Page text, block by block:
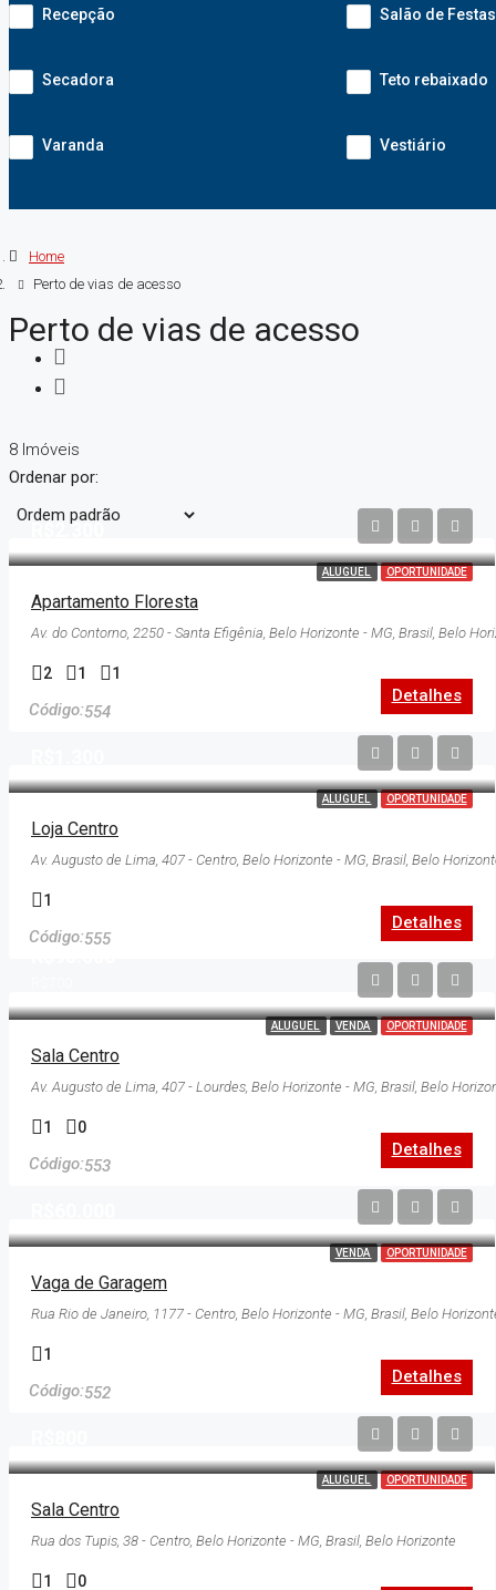
Recepção Salão de Festas
Secadora Teto rebaixado
Varanda Vestiário
Home
Perto de vias de acesso
Perto de vias de acesso
8 Imóveis
Ordenar por:
ALUGUEL OPORTUNIDADE
R$2.300
Apartamento Floresta
554
2 1 1
Detalhes
ALUGUEL OPORTUNIDADE
Loja Centro
Av. Augusto de Lima, 407 - Centro, Belo Horizonte - MG, Brasil, Belo
555
1
Detalhes
ALUGUEL VENDA OPORTUNIDADE
Sala Centro
Av. Augusto de Lima, 407 - Lourdes, Belo Horizonte - MG, Brasil, Belo
553
1 0
Detalhes
VENDA OPORTUNIDADE
Vaga de Garagem
Rua Rio de Janeiro, 1177 - Centro, Belo Horizonte - MG, Brasil, Belo
552
1
Detalhes
ALUGUEL OPORTUNIDADE
Sala Centro
Rua dos Tupis, 38 - Centro, Belo Horizonte - MG, Brasil, Belo Horizonte
1 0